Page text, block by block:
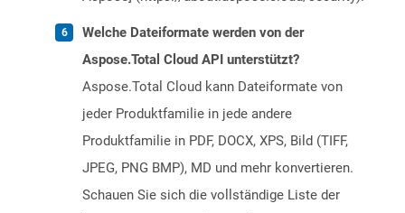
Welche Dateiformate werden von der
Aspose.Total Cloud API unterstützt?
Aspose.Total Cloud kann Dateiformate von
jeder Produktfamilie in jede andere
Produktfamilie in PDF, DOCX, XPS, Bild (TIFF,
JPEG, PNG BMP), MD und mehr konvertieren.
Schauen Sie sich die vollständige Liste der